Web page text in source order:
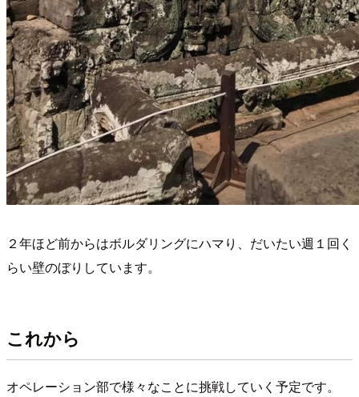
２年ほど前からはボルダリングにハマり、だいたい週１回く
らい壁のぼりしています。
これから
オペレーション部で様々なことに挑戦していく予定です。